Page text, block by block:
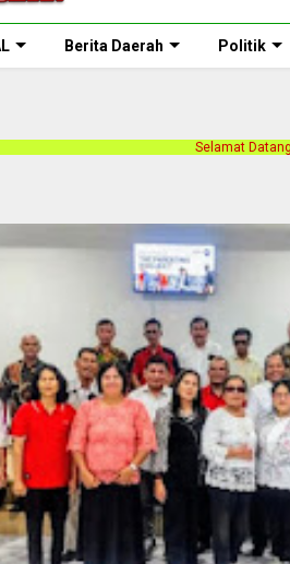
Berita Daerah Politik
Selamat Datang di halaman web